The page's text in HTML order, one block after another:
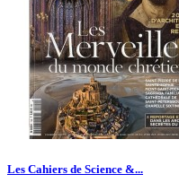
Les Cahiers de Science &...